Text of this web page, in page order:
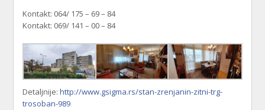
Kontakt: 064/ 175 – 69 – 84
Kontakt: 069/ 141 – 00 – 84
Detaljnije:http://www.gsigma.rs/stan-zrenjanin-zitni-trg-
trosoban-989